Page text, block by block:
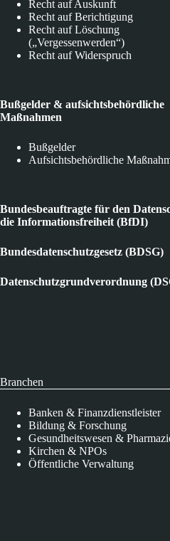
Recht auf Auskunft
Recht auf Berichtigung
Recht auf Löschung
(„Vergessenwerden“)
Recht auf Widerspruch
Bußgelder & aufsichtsbehördliche
Maßnahmen
Bußgelder
Aufsichtsbehördliche
Bundesbeauftragte für den
die Informationsfreiheit (BfDI)
Bundesdatenschutzgesetz (BDSG)
Datenschutzgrundverordnung
Branchen
Banken & Finanzdienstleister
Bildung & Forschung
Gesundheitswesen &
Kirchen & NPOs
Öffentliche Verwaltung